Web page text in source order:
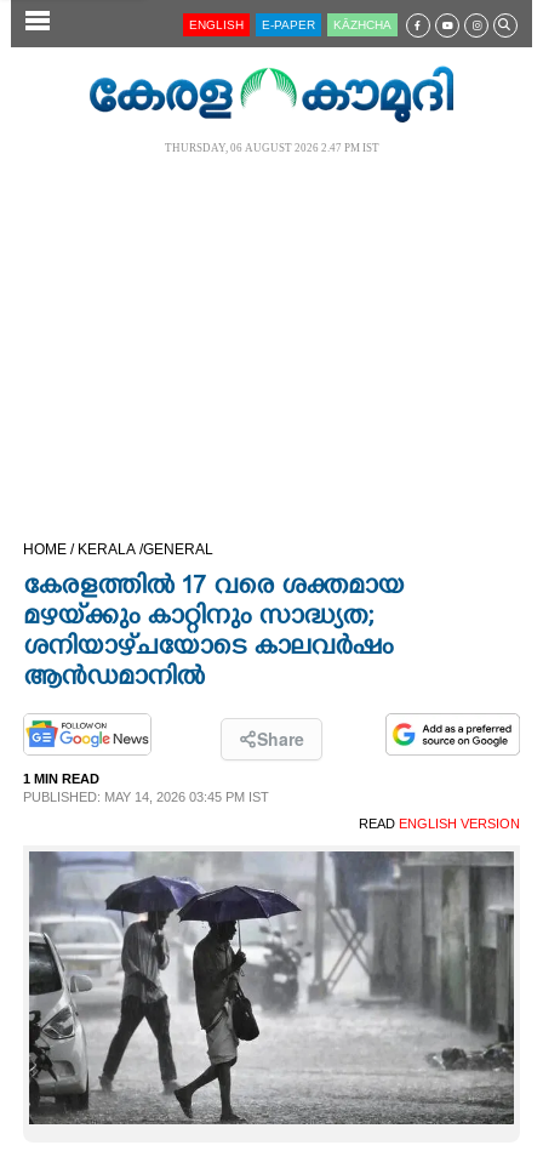
SECTIONS
OPINION
LIFESTYLE
INFO+
ART
ASTRO
CARTOONS
ENGLISH E-PAPER KĀZHCHA
THURSDAY, 06 AUGUST 2026 2.47 PM IST
HOME / KERALA /GENERAL
കേരളത്തിൽ 17 വരെ ശക്തമായ
മഴയ്‌ക്കും കാറ്റിനും സാദ്ധ്യത;
ശനിയാഴ്‌ചയോടെ കാലവർഷം
ആൻഡമാനിൽ
Share
1 MIN READ
PUBLISHED: MAY 14, 2026 03:45 PM IST
READ ENGLISH VERSION